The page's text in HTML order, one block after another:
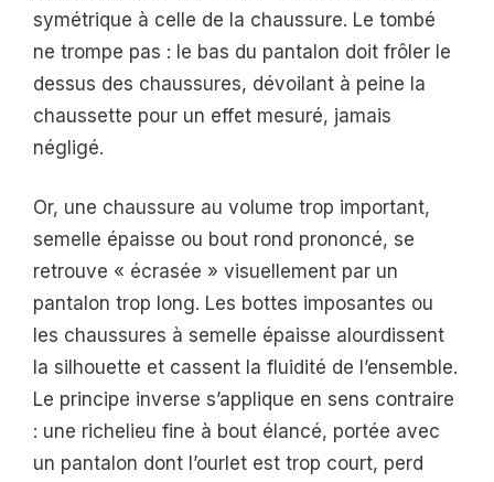
symétrique à celle de la chaussure. Le tombé
ne trompe pas : le bas du pantalon doit frôler le
dessus des chaussures, dévoilant à peine la
chaussette pour un effet mesuré, jamais
négligé.
Or, une chaussure au volume trop important,
semelle épaisse ou bout rond prononcé, se
retrouve « écrasée » visuellement par un
pantalon trop long. Les bottes imposantes ou
les chaussures à semelle épaisse alourdissent
la silhouette et cassent la fluidité de l’ensemble.
Le principe inverse s’applique en sens contraire
: une richelieu fine à bout élancé, portée avec
un pantalon dont l’ourlet est trop court, perd